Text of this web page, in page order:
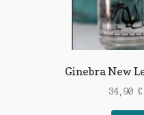
Ginebra New
34,90 €